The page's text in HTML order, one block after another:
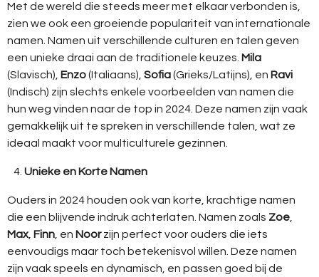
Met de wereld die steeds meer met elkaar verbonden is,
zien we ook een groeiende populariteit van internationale
namen. Namen uit verschillende culturen en talen geven
een unieke draai aan de traditionele keuzes. Mila
(Slavisch), Enzo(Italiaans), Sofia(Grieks/Latijns), en Ravi
(Indisch) zijn slechts enkele voorbeelden van namen die
hun weg vinden naar de top in 2024. Deze namen zijn vaak
gemakkelijk uit te spreken in verschillende talen, wat ze
ideaal maakt voor multiculturele gezinnen.
Unieke en Korte Namen
Ouders in 2024 houden ook van korte, krachtige namen
die een blijvende indruk achterlaten. Namen zoals Zoe
Max, Finn , en Noorzijn perfect voor ouders die iets
eenvoudigs maar toch betekenisvol willen. Deze namen
zijn vaak speels en dynamisch, en passen goed bij de